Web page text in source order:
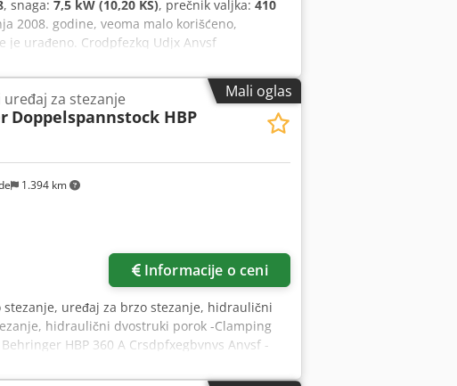
, snaga: 7,5 kW (10,20 KS), prečnik valjka: 410
2008. godine, veoma malo korišćeno,
je urađeno. Crodpfezkq Udjx Anvsf
Mali oglas
1.394 km
za stezanje
Doppelspannstock HBP
Informacije o ceni
stezanje, uređaj za brzo stezanje, hidraulični
hidraulični dvostruki porok -Clamping
HBP 360 A Crsdpfxegbvnvs Anvsf -
fotografije -Dimenzije: 400/1130/H665 mm -